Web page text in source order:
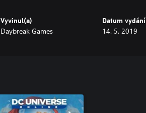
Vyvinul(a)
Daybreak Games
Datum vydání
14. 5. 2019